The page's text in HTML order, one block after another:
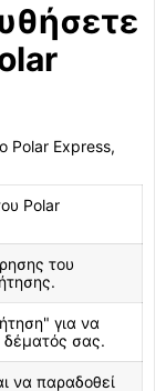
Polar Express,
Polar
του
για να
δέματός σας.
να παραδοθεί